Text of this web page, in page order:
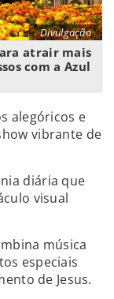
Divulgação
atrair mais
com a Azul
alegóricos e
vibrante de
diária que
visual
música
especiais
de Jesus.